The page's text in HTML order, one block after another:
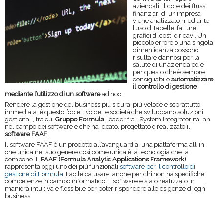
aziendali: il core dei flussi
finanziari di un’impresa
viene analizzato mediante
l’uso di tabelle, fatture,
grafici di costi e ricavi. Un
piccolo errore o una singola
dimenticanza possono
risultare dannosi per la
salute di un’azienda ed è
per questo che è sempre
consigliabile automatizzare
il controllo di gestione
mediante l’utilizzo di un softwaread hoc.
Rendere la gestione del business più sicura, più veloce e soprattutto
immediata: è questo l’obiettivo delle società che sviluppano soluzioni
gestionali, tra cui Gruppo Formula , leader fra i System Integrator italiani
nel campo dei software e che ha ideato, progettato e realizzato il
software FAAF
Il software FAAF è un prodotto all’avanguardia, una piattaforma all-in-
one unica nel suo genere così come unica è la tecnologia che la
compone. Il FAAF (Formula Analytic Applications Framework)
rappresenta oggi uno dei più funzionali software per il controllo di
gestione di Formula . Facile da usare, anche per chi non ha specifiche
competenze in campo informatico, il software è stato realizzato in
maniera intuitiva e flessibile per poter rispondere alle esigenze di ogni
business.